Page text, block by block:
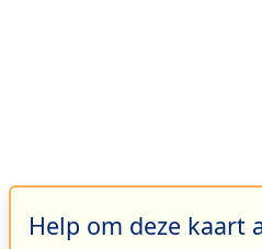
Help om deze kaart